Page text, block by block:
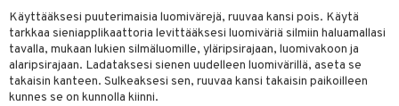
Käyttääksesi puuterimaisia luomivärejä, ruuvaa kansi pois. Käytä
tarkkaa sieniapplikaattoria levittääksesi luomiväriä silmiin haluamallasi
tavalla, mukaan lukien silmäluomille, yläripsirajaan, luomivakoon ja
alaripsirajaan. Ladataksesi sienen uudelleen luomivärillä, aseta se
takaisin kanteen. Sulkeaksesi sen, ruuvaa kansi takaisin paikoilleen
kunnes se on kunnolla kiinni.